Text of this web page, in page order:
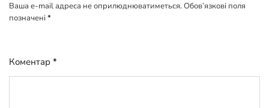
Ваша e-mail адреса не оприлюднюватиметься.Обов’язкові поля
позначені*
Коментар *